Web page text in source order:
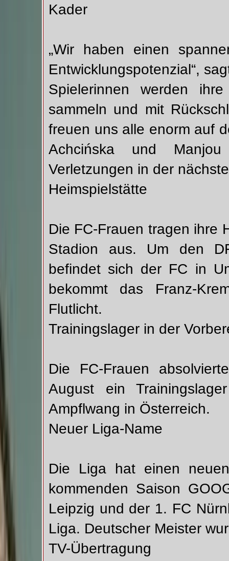
Kader
„Wir haben einen
Entwicklungspotenzial“,
Spielerinnen werden
sammeln und mit
freuen uns alle enorm auf
Achcińska und
Verletzungen in der
Heimspielstätte
Die FC-Frauen tragen ihre
Stadion aus. Um den
befindet sich der FC in
bekommt das Franz-
Flutlicht.
Trainingslager in der
Die FC-Frauen
August ein
Ampflwang in Österreich.
Neuer Liga-Name
Die Liga hat einen
kommenden Saison
Leipzig und der 1. FC
Liga. Deutscher Meister
TV-Übertragung